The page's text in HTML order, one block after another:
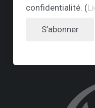
confidentialité. (